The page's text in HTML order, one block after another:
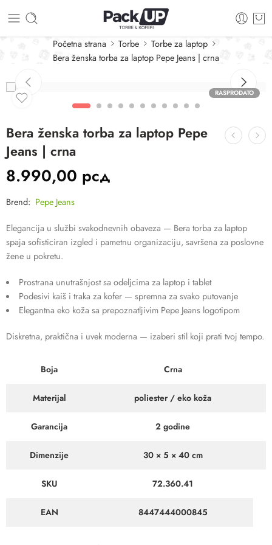
Početna strana Torbe
Torbe za laptop
Bera ženska torba za laptop Pepe Jeans | crna
RASPRODATO
Bera ženska torba za laptop Pepe
Jeans | crna
8.990,00 рсд
Brend: Pepe Jeans
Elegancija u službi svakodnevnih obaveza — Bera torba za laptop
spaja sofisticiran izgled i pametnu organizaciju, savršena za poslovne
žene u pokretu.
Prostrana unutrašnjost sa odeljcima za laptop i tablet
Podesivi kaiš i traka za kofer — spremna za svako putovanje
Elegantna eko koža sa prepoznatljivim Pepe Jeans logotipom
Diskretna, praktična i uvek moderna — izaberi stil koji prati tvoj tempo.
Boja Crna
Materijal poliester / eko koža
Garancija 2 godine
Dimenzije 30 × 5 × 40 cm
SKU 72.360.41
EAN 8447444000845